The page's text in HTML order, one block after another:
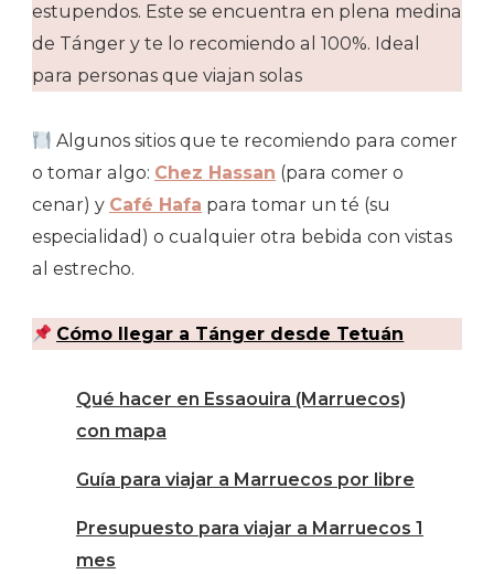
estupendos. Este se encuentra en plena medina
de Tánger y te lo recomiendo al 100%. Ideal
para personas que viajan solas
Algunos sitios que te recomiendo para comer
o tomar algo: Chez Hassan (para comer o
cenar) y Café Hafa para tomar un té (su
especialidad) o cualquier otra bebida con vistas
al estrecho.
Cómo llegar a Tánger desde Tetuán
Qué hacer en Essaouira (Marruecos)
con mapa
Guía para viajar a Marruecos por libre
Presupuesto para viajar a Marruecos 1
mes